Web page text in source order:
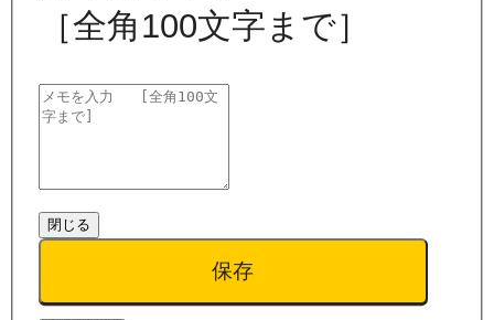
［全角100文字まで］
閉じる
保存